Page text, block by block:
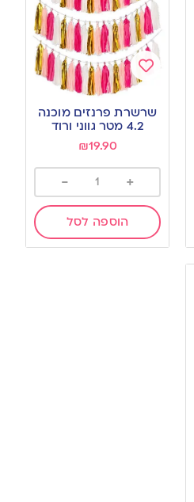
Add
to
wishlist
שרשרת פרנזים מוכנה
4.2 מטר גווני ורוד
₪19.90
+
-
הוספה לסל